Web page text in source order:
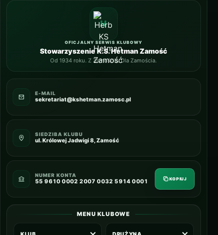
OFICJALNY SERWIS KLUBOWY
Stowarzyszenie K.S. Hetman Zamość
Od 1934 roku. Z Zamościa. Dla Zamościa.
E-MAIL
sekretariat@kshetman.zamosc.pl
SIEDZIBA KLUBU
ul. Królowej Jadwigi 8, Zamość
NUMER KONTA
55 9610 0002 2007 0032 5914 0001 KOPIUJ
MENU KLUBOWE